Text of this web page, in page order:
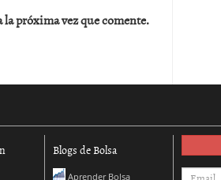
próxima vez que comente.
Blogs de Bolsa
Aprender Bolsa